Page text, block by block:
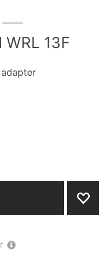
13F